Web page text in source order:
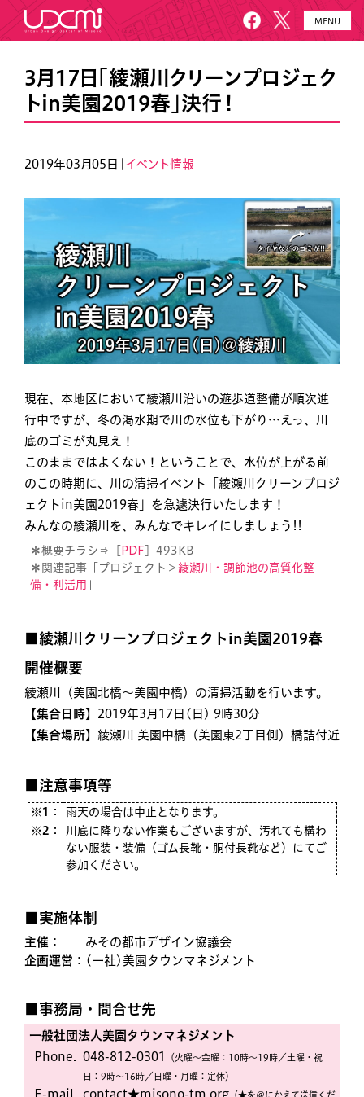
MENU
HOME UDCMiとは
施設概要 美園について
3月17日「綾瀬川クリーンプロジェク
トin美園2019春」決行！
2019年03月05日｜ イベント情報
現在、本地区において綾瀬川沿いの遊歩道整備が順次進
行中ですが、冬の渇水期で川の水位も下がり…えっ、川
底のゴミが丸見え！
このままではよくない！ということで、水位が上がる前
のこの時期に、川の清掃イベント「綾瀬川クリーンプロジ
ェクトin美園2019春」を急遽決行いたします！
みんなの綾瀬川を、みんなでキレイにしましょう!!
＊概要チラシ⇒［ PDF ］493KB
＊ 関連記事「プロジェクト＞ 綾瀬川・調節池の高質化整
備・利活用
■綾瀬川クリーンプロジェクトin美園2019春
開催概要
綾瀬川（美園北橋〜美園中橋）の清掃活動を行います。
【集合日時】2019年3月17日(日) 9時30分
【集合場所】綾瀬川 美園中橋（美園東2丁目側）橋詰付近
■注意事項等
※1 ：
雨天の場合は中止となります。
※2 ：
川底に降りない作業もございますが、汚れても構わ
ない服装・装備（ゴム長靴・胴付長靴など）にてご
参加ください。
■実施体制
主催 ：
みその都市デザイン協議会
企画運営 ： (一社)美園タウンマネジメント
■事務局・問合せ先
一般社団法人美園タウンマネジメント
Phone.
048-812-0301 （火曜〜金曜：10時〜19時／土曜・祝
日：9時〜16時／日曜・月曜：定休）
E-mail. contact★misono-tm.org （★を＠にかえて送信くだ